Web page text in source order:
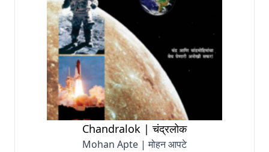
Chandralok | चंद्रलोक
Mohan Apte | मोहन आपटे